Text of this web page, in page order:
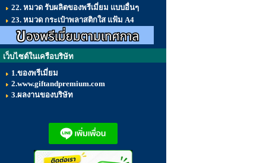
22. หมวด รับผลิตของพรีเมี่ยม แบบอื่นๆ
23. หมวด กระเป๋าพลาสติกใส แฟ้ม A4
เว็บไซต์ในเครือบริษัท
1.ของพรีเมี่ยม
2.www.giftandpremium.com
3.ผลงานของบริษัท